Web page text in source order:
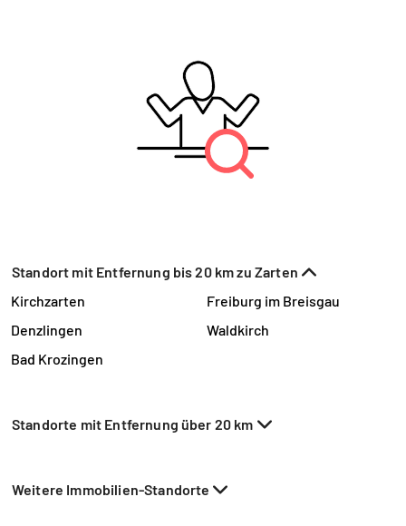
Standort mit Entfernung bis 20 km zu Zarten
Kirchzarten
Freiburg im Breisgau
Denzlingen
Waldkirch
Bad Krozingen
Standorte mit Entfernung über 20 km
Weitere Immobilien-Standorte